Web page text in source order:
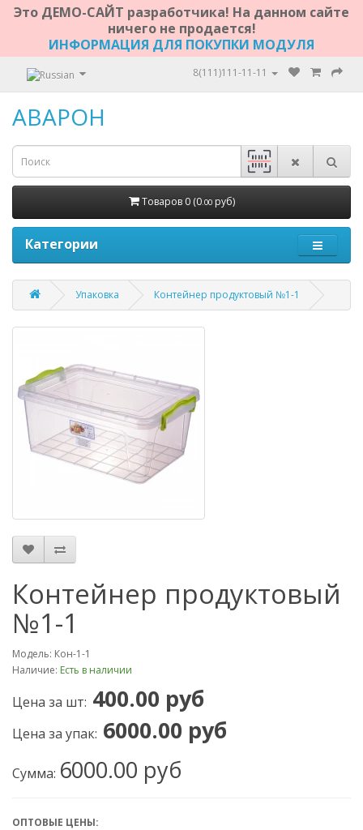
Это ДЕМО-САЙТ разработчика! На данном сайте
ничего не продается!
ИНФОРМАЦИЯ ДЛЯ ПОКУПКИ МОДУЛЯ
8(111)111-11-11
АВАРОН
Товаров 0 (0.00руб)
Категории
Упаковка Контейнер продуктовый №1-1
Контейнер продуктовый
№1-1
Модель: Кон-1-1
Наличие: Есть в наличии
Цена за шт: 400.00 руб
Цена за упак: 6000.00 руб
Сумма: 6000.00 руб
ОПТОВЫЕ ЦЕНЫ: